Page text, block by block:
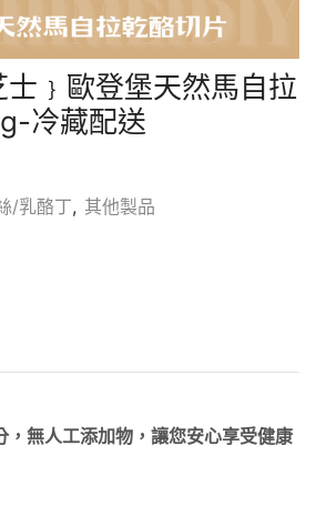
士﹜歐登堡天然馬自拉
冷藏配送
/乳酪丁, 其他製品
無人工添加物，讓您安心享受健康